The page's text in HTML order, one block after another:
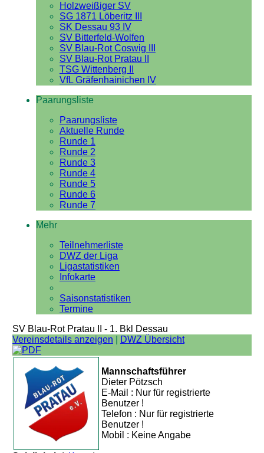
Holzweißiger SV
SG 1871 Löberitz III
SK Dessau 93 IV
SV Bitterfeld-Wolfen
SV Blau-Rot Coswig III
SV Blau-Rot Pratau II
TSG Wittenberg II
VfL Gräfenhainichen IV
Paarungsliste
Paarungsliste
Aktuelle Runde
Runde 1
Runde 2
Runde 3
Runde 4
Runde 5
Runde 6
Runde 7
Mehr
Teilnehmerliste
DWZ der Liga
Ligastatistiken
Infokarte
Saisonstatistiken
Termine
SV Blau-Rot Pratau II - 1. Bkl Dessau
Vereinsdetails anzeigen
DWZ Übersicht
Mannschaftsführer
Dieter Pötzsch
E-Mail : Nur für registrierte
Benutzer !
Telefon : Nur für registrierte
Benutzer !
Mobil : Keine Angabe